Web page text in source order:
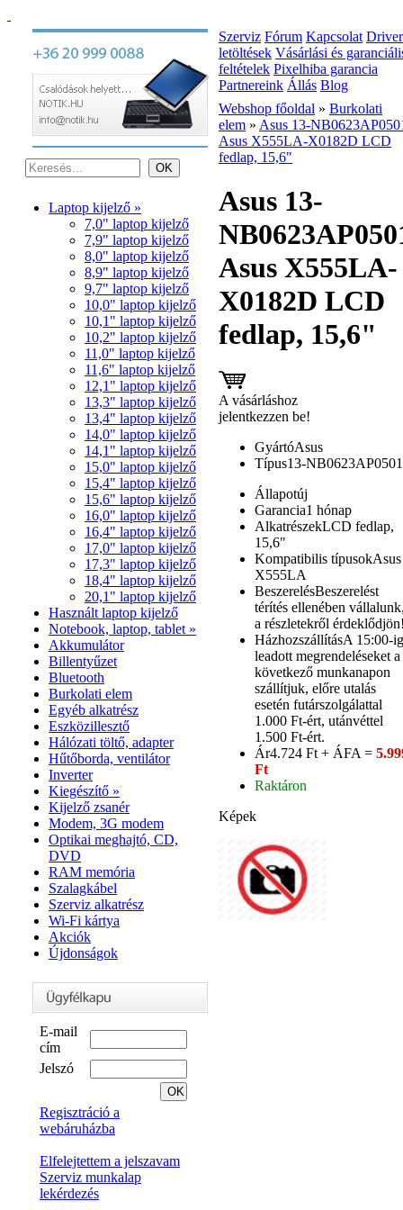
Laptop kijelző »
7,0" laptop kijelző
7,9" laptop kijelző
8,0" laptop kijelző
8,9" laptop kijelző
9,7" laptop kijelző
10,0" laptop kijelző
10,1" laptop kijelző
10,2" laptop kijelző
11,0" laptop kijelző
11,6" laptop kijelző
12,1" laptop kijelző
13,3" laptop kijelző
13,4" laptop kijelző
14,0" laptop kijelző
14,1" laptop kijelző
15,0" laptop kijelző
15,4" laptop kijelző
15,6" laptop kijelző
16,0" laptop kijelző
16,4" laptop kijelző
17,0" laptop kijelző
17,3" laptop kijelző
18,4" laptop kijelző
20,1" laptop kijelző
Használt laptop kijelző
Notebook, laptop, tablet »
Akkumulátor
Billentyűzet
Bluetooth
Burkolati elem
Egyéb alkatrész
Eszközillesztő
Hálózati töltő, adapter
Hűtőborda, ventilátor
Inverter
Kiegészítő »
Kijelző zsanér
Modem, 3G modem
Optikai meghajtó, CD,
DVD
RAM memória
Szalagkábel
Szerviz alkatrész
Wi-Fi kártya
Akciók
Újdonságok
E-mail
cím
Jelszó
Regisztráció a
webáruházba
Elfelejtettem a jelszavam
Szerviz munkalap
lekérdezés
Szerviz Fórum Kapcsolat Driver
letöltések Vásárlási és
feltételek Pixelhiba garancia
Partnereink Állás Blog
Webshop főoldal » Burkolati
elem » Asus 13-
Asus X555LA-X0182D LCD
fedlap, 15,6"
Asus 13-
Asus X555LA-
X0182D LCD
fedlap, 15,6"
A vásárláshoz
jelentkezzen be!
GyártóAsus
Típus13-NB0623AP0501
Állapotúj
Garancia1 hónap
AlkatrészekLCD fedlap,
15,6"
Kompatibilis típusokAsus
X555LA
BeszerelésBeszerelést
térítés ellenében
a részletekről
HázhozszállításA 15:00-ig
leadott megrendeléseket a
következő munkanapon
szállítjuk, előre utalás
esetén futárszolgálattal
1.000 Ft-ért, utánvéttel
1.500 Ft-ért.
Ár4.724 Ft + ÁFA =
Ft
Raktáron
Képek